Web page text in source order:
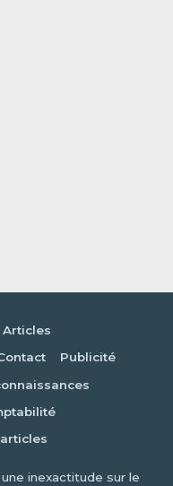
Articles
Publicité
inexactitude sur le